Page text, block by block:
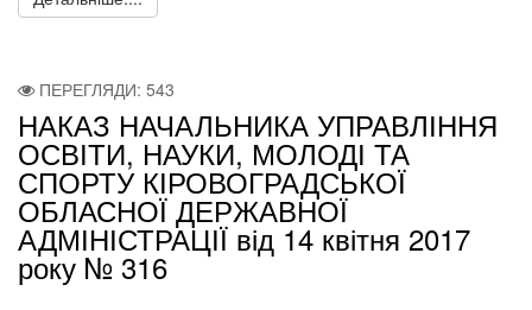
ПЕРЕГЛЯДИ: 543
НАКАЗ НАЧАЛЬНИКА УПРАВЛІННЯ
ОСВІТИ, НАУКИ, МОЛОДІ ТА
СПОРТУ КІРОВОГРАДСЬКОЇ
ОБЛАСНОЇ ДЕРЖАВНОЇ
АДМІНІСТРАЦІЇ від 14 квітня 2017
року № 316